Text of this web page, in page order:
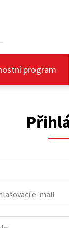
program